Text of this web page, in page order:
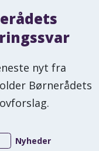
nyt fra
Børnerådets
Nyheder